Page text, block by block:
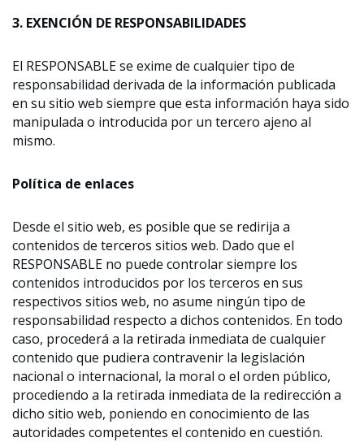
3. EXENCIÓN DE RESPONSABILIDADES
El RESPONSABLE se exime de cualquier tipo de
responsabilidad derivada de la información publicada
en su sitio web siempre que esta información haya sido
manipulada o introducida por un tercero ajeno al
mismo.
Política de enlaces
Desde el sitio web, es posible que se redirija a
contenidos de terceros sitios web. Dado que el
RESPONSABLE no puede controlar siempre los
contenidos introducidos por los terceros en sus
respectivos sitios web, no asume ningún tipo de
responsabilidad respecto a dichos contenidos. En todo
caso, procederá a la retirada inmediata de cualquier
contenido que pudiera contravenir la legislación
nacional o internacional, la moral o el orden público,
procediendo a la retirada inmediata de la redirección a
dicho sitio web, poniendo en conocimiento de las
autoridades competentes el contenido en cuestión.